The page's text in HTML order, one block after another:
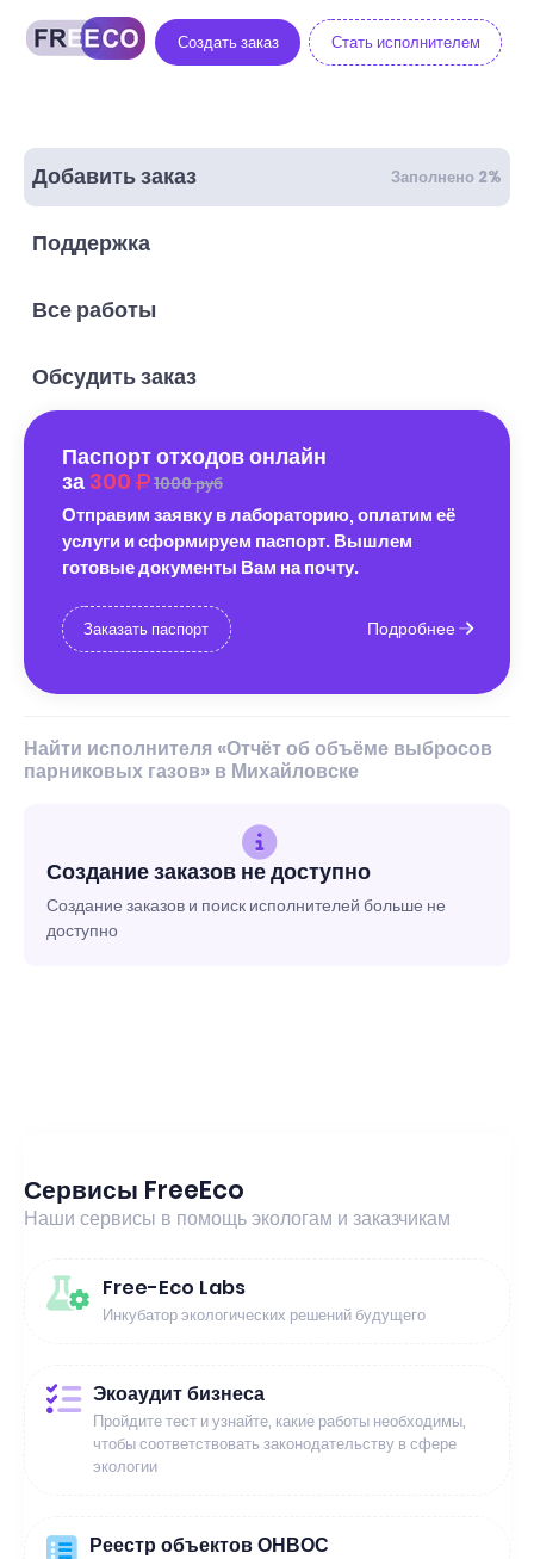
Создать заказ Стать исполнителем
Добавить заказ Заполнено 2%
Поддержка
Все работы
Обсудить заказ
Паспорт отходов онлайн
за 300 1000 руб
Отправим заявку в лабораторию, оплатим её
услуги и сформируем паспорт. Вышлем
готовые документы Вам на почту.
Заказать паспорт Подробнее
Найти исполнителя «Отчёт об объёме выбросов
парниковых газов» в Михайловске
Создание заказов не доступно
Создание заказов и поиск исполнителей больше не
доступно
Сервисы FreeEco
Наши сервисы в помощь экологам и заказчикам
Free-Eco Labs
Инкубатор экологических решений будущего
Экоаудит бизнеса
Пройдите тест и узнайте, какие работы необходимы,
чтобы соответствовать законодательству в сфере
экологии
Реестр объектов ОНВОС